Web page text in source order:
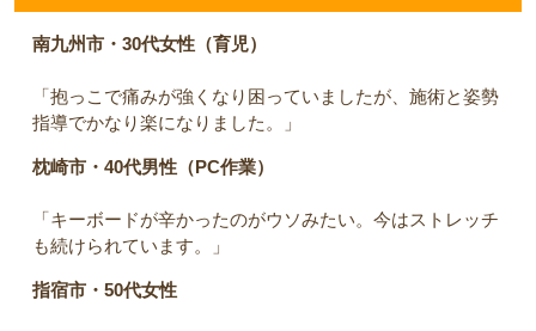
南九州市・30代女性（育児）
「抱っこで痛みが強くなり困っていましたが、施術と姿勢
指導でかなり楽になりました。」
枕崎市・40代男性（PC作業）
「キーボードが辛かったのがウソみたい。今はストレッチ
も続けられています。」
指宿市・50代女性